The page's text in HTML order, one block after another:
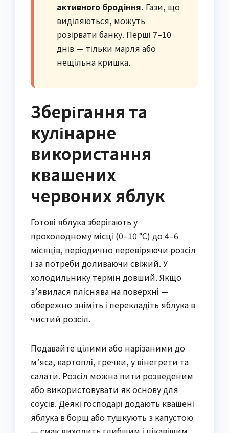
активного бродіння. Гази, що
виділяються, можуть
розірвати банку. Перші 7–10
днів — тільки марля або
нещільна кришка.
Зберігання та
кулінарне
використання
квашених
червоних яблук
Готові яблука зберігають у
прохолодному місці (0–10 °C) до 4–6
місяців, періодично перевіряючи розсіл
і за потреби доливаючи свіжий. У
холодильнику термін довший. Якщо
з’явилася пліснява на поверхні —
обережно зніміть і перекладіть яблука в
чистий розсіл.
Подавайте цілими або нарізаними до
м’яса, картоплі, гречки, у вінегрети та
салати. Розсіл можна пити розведеним
або використовувати як основу для
соусів. Деякі господарі додають квашені
яблука в борщ або тушкують з капустою